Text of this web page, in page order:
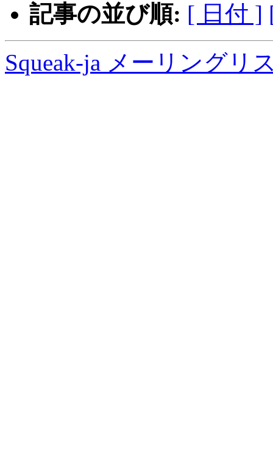
記事の並び順: [ 日付 ]
Squeak-ja メーリングリ